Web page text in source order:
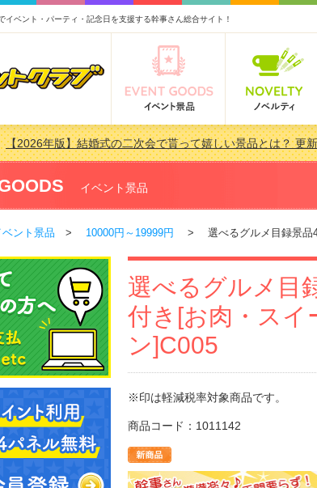
イベント・パーティ・記念日を支援する幹事さん総合サイト！
【2026年版】結婚式の二次会で貰って嬉しい景品とは？ 更
【2026年版】ゴルフコンペ景品 3000円未満［2000円～
【2026年版】ビンゴゲーム景品おすすめ金額別人気ランキン
【2026年版】ゴルフコンペ景品 3000円未満［2000円～
イベント景品
ベント景品 > 10000円～19999円 > 選べるグルメ目録景品4
選べるグルメ目
付き[お肉・スイ
ン]C005
※印は軽減税率対象商品です。
商品コード：1011142